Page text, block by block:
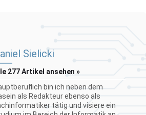
Sielicki
277 Artikel ansehen »
bin ich neben dem
als Redakteur ebenso als
tätig und visiere ein